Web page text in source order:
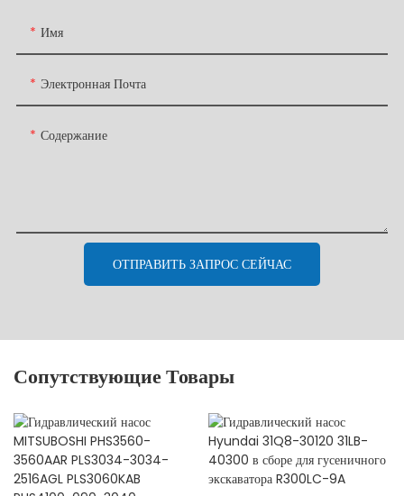
Имя
Электронная Почта
Содержание
ОТПРАВИТЬ ЗАПРОС СЕЙЧАС
Сопутствующие Товары